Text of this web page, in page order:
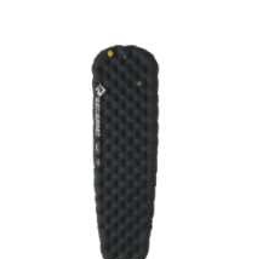
var:
2.049 kr.